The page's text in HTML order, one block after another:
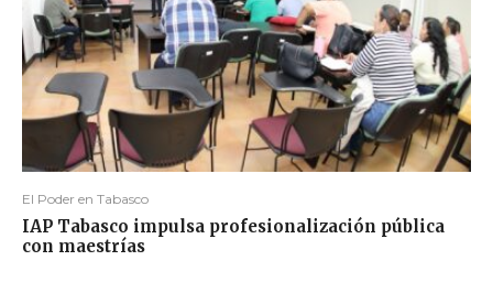
El Poder en Tabasco
IAP Tabasco impulsa profesionalización pública
con maestrías